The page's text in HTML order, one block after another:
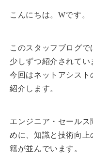
こんにちは。Wです。
このスタッフブログ
少しずつ紹介されてい
今回はネットアシス
紹介します。
エンジニア・セール
めに、知識と技術向
籍が並んでいます。